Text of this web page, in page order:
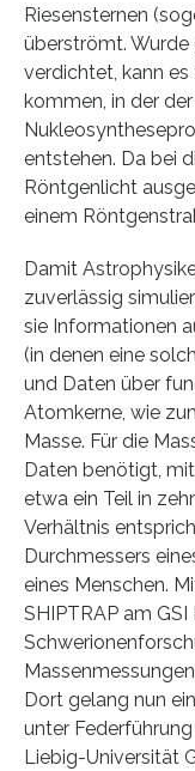
Riesensternen
überströmt.
verdichtet, kann
kommen, in der
entstehen. Da bei
Röntgenlicht
einem
Damit
zuverlässig
sie Informationen
(in denen eine
und Daten über
Atomkerne, wie
Masse. Für die
Daten benötigt,
etwa ein Teil in
Verhältnis
Durchmessers
eines Menschen.
SHIPTRAP am
Dort gelang nun
unter
Liebig-Universität